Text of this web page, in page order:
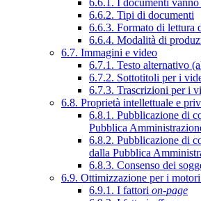
6.6.2. Tipi di documenti
6.6.3. Formato di lettura
6.6.4. Modalità di
6.7. Immagini e video
6.7.1. Testo alternativo
6.7.2. Sottotitoli per i
6.7.3. Trascrizioni per i
6.8. Proprietà intellettuale e
6.8.1. Pubblicazione di
Pubblica
6.8.2. Pubblicazione di
dalla Pubblica
6.8.3. Consenso dei
6.9. Ottimizzazione per i
6.9.1. I fattori on-page